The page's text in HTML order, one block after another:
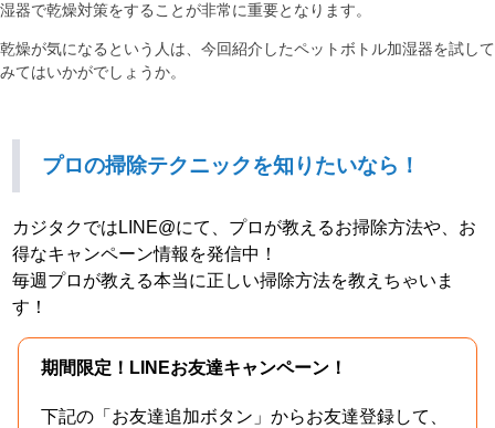
湿器で乾燥対策をすることが非常に重要となります。
乾燥が気になるという人は、今回紹介したペットボトル加湿器を試して
みてはいかがでしょうか。
プロの掃除テクニックを知りたいなら！
カジタクではLINE@にて、プロが教えるお掃除方法や、お
得なキャンペーン情報を発信中！
毎週プロが教える本当に正しい掃除方法を教えちゃいま
す！
期間限定！LINEお友達キャンペーン！
下記の「お友達追加ボタン」からお友達登録して、